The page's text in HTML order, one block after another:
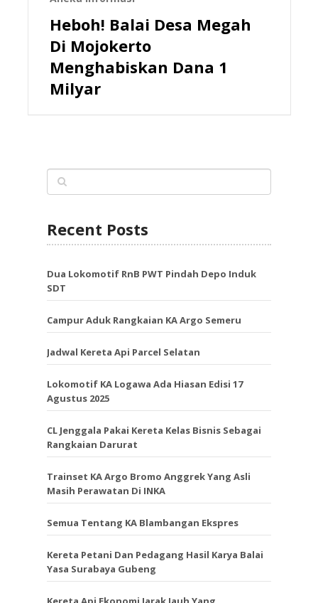
Heboh! Balai Desa Megah
Di Mojokerto
Menghabiskan Dana 1
Milyar
Recent Posts
Dua Lokomotif RnB PWT Pindah Depo Induk
SDT
Campur Aduk Rangkaian KA Argo Semeru
Jadwal Kereta Api Parcel Selatan
Lokomotif KA Logawa Ada Hiasan Edisi 17
Agustus 2025
CL Jenggala Pakai Kereta Kelas Bisnis Sebagai
Rangkaian Darurat
Trainset KA Argo Bromo Anggrek Yang Asli
Masih Perawatan Di INKA
Semua Tentang KA Blambangan Ekspres
Kereta Petani Dan Pedagang Hasil Karya Balai
Yasa Surabaya Gubeng